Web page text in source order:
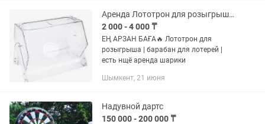
Аренда Лототрон для розыгрыша/ барабан средний/ лоторейный барабан
2 000 - 4 000 ₸
ЕҢ АРЗАН БАҒА🔥 Лототрон для
розыгрыша | барабан для лотерей |
есть нщё аренда шарики
Шымкент, 21 июня
Надувной дартс
150 000 - 200 000 ₸